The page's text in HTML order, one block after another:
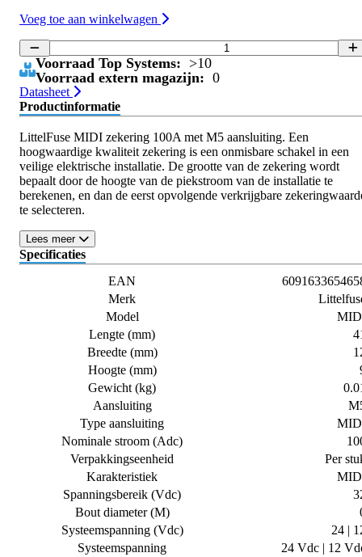
Voeg toe aan winkelwagen
Voorraad Top Systems: >10
Voorraad extern magazijn: 0
Datasheet
Productinformatie
LittelFuse MIDI zekering 100A met M5 aansluiting. Een
hoogwaardige kwaliteit zekering is een onmisbare schakel in een
veilige elektrische installatie. De grootte van de zekering wordt
bepaalt door de hoogte van de piekstroom van de installatie te
berekenen, en dan de eerst opvolgende verkrijgbare
te selecteren.
Lees meer
Specificaties
EAN
Merk
Model
Lengte (mm)
Breedte (mm)
Hoogte (mm)
Gewicht (kg)
Aansluiting
Type aansluiting
Nominale stroom (Adc)
Verpakkingseenheid
Per
Karakteristiek
Spanningsbereik (Vdc)
Bout diameter (M)
Systeemspanning (Vdc)
24 |
Systeemspanning
24 Vdc | 12